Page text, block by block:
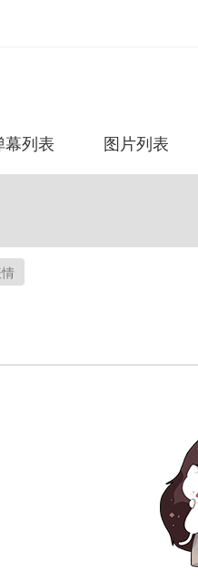
隐居的小王爷捡到。
幕列表 图片列表